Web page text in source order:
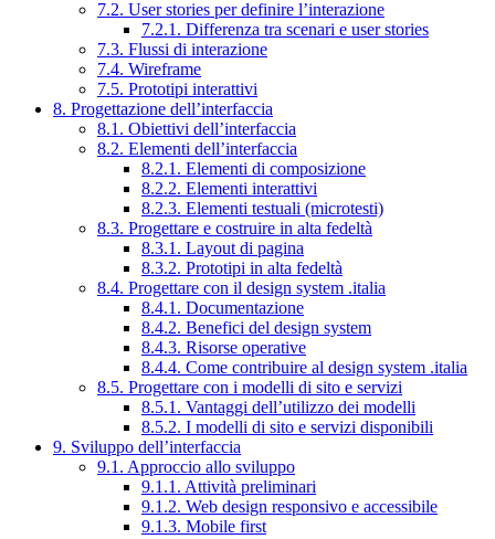
7.2. User stories per definire l’interazione
7.2.1. Differenza tra scenari e user stories
7.3. Flussi di interazione
7.4. Wireframe
7.5. Prototipi interattivi
8. Progettazione dell’interfaccia
8.1. Obiettivi dell’interfaccia
8.2. Elementi dell’interfaccia
8.2.1. Elementi di composizione
8.2.2. Elementi interattivi
8.2.3. Elementi testuali (microtesti)
8.3. Progettare e costruire in alta fedeltà
8.3.1. Layout di pagina
8.3.2. Prototipi in alta fedeltà
8.4. Progettare con il design system .italia
8.4.1. Documentazione
8.4.2. Benefici del design system
8.4.3. Risorse operative
8.4.4. Come contribuire al design system .italia
8.5. Progettare con i modelli di sito e servizi
8.5.1. Vantaggi dell’utilizzo dei modelli
8.5.2. I modelli di sito e servizi disponibili
9. Sviluppo dell’interfaccia
9.1. Approccio allo sviluppo
9.1.1. Attività preliminari
9.1.2. Web design responsivo e accessibile
9.1.3. Mobile first